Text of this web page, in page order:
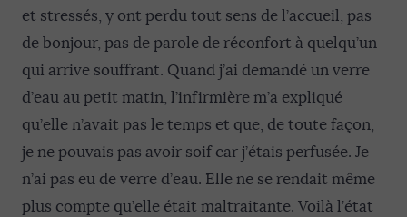
et stressés, y ont perdu tout sens de l’accueil, pas
de bonjour, pas de parole de réconfort à quelqu’un
qui arrive souffrant. Quand j’ai demandé un verre
d’eau au petit matin, l’infirmière m’a expliqué
qu’elle n’avait pas le temps et que, de toute façon,
je ne pouvais pas avoir soif car j’étais perfusée. Je
n’ai pas eu de verre d’eau. Elle ne se rendait même
plus compte qu’elle était maltraitante. Voilà l’état